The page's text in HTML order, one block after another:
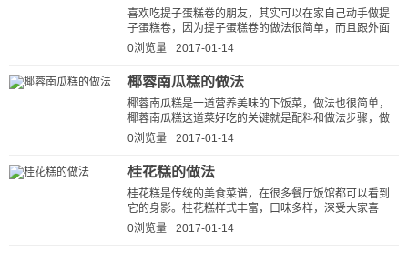
喜欢吃提子蛋糕卷的朋友，其实可以在家自己动手做提
子蛋糕卷，因为提子蛋糕卷的做法很简单，而且跟外面
那些餐馆做的提子蛋糕卷比起来，自...
0浏览量 2017-01-14
椰蓉南瓜糕的做法
椰蓉南瓜糕是一道营养美味的下饭菜，做法也很简单，
椰蓉南瓜糕这道菜好吃的关键就是配料和做法步骤，做
菜网小编就为大家详细的介绍一下...
0浏览量 2017-01-14
桂花糕的做法
桂花糕是传统的美食菜谱，在很多餐厅饭馆都可以看到
它的身影。桂花糕样式丰富，口味多样，深受大家喜
爱。话间口水都快流下来了，快来跟做...
0浏览量 2017-01-14